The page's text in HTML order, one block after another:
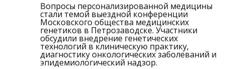
Вопросы персонализированной медицины
стали темой выездной конференции
Московского общества медицинских
генетиков в Петрозаводске. Участники
обсудили внедрение генетических
технологий в клиническую практику,
диагностику онкологических заболеваний и
эпидемиологический надзор.